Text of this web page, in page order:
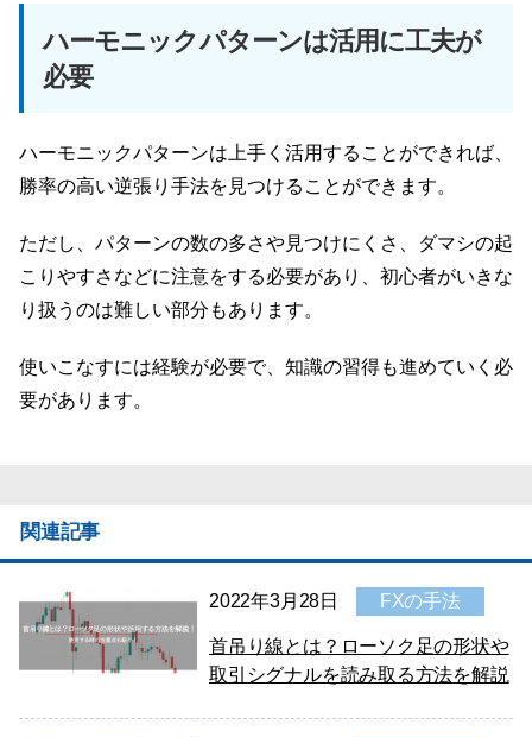
ハーモニックパターンは活用に工夫が
必要
ハーモニックパターンは上手く活用することができれば、
勝率の高い逆張り手法を見つけることができます。
ただし、パターンの数の多さや見つけにくさ、ダマシの起
こりやすさなどに注意をする必要があり、初心者がいきな
り扱うのは難しい部分もあります。
使いこなすには経験が必要で、知識の習得も進めていく必
要があります。
関連記事
2022年3月28日 FXの手法
首吊り線とは？ローソク足の形状や
取引シグナルを読み取る方法を解説